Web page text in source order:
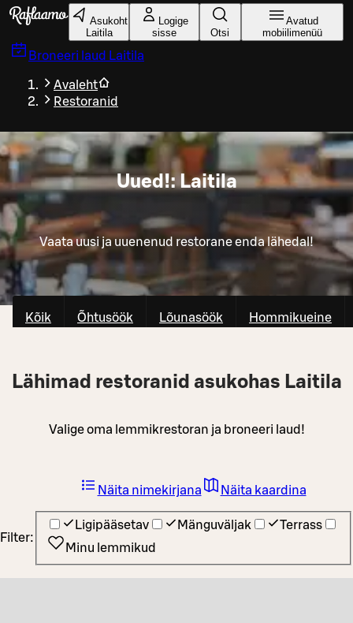
Liigu peamise sisu juurde
Asukoht
Laitila
Logige
sisse
Otsi
Avatud
mobiilimenüü
Broneeri laud Laitila
Avaleht
Restoranid
Uued!: Laitila
Vaata uusi ja uuenenud restorane enda lähedal!
Kõik Õhtusöök Lõunasöök Hommikueine
Lähimad restoranid asukohas Laitila
Valige oma lemmikrestoran ja broneeri laud!
Filter:
Ligipääsetav Mänguväljak
Terrass
Minu lemmikud
Näita nimekirjana Näita kaardina